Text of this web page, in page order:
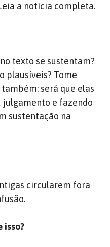
a notícia completa.
texto se sustentam?
plausíveis? Tome
será que elas
e fazendo
sustentação na
circularem fora
isso?